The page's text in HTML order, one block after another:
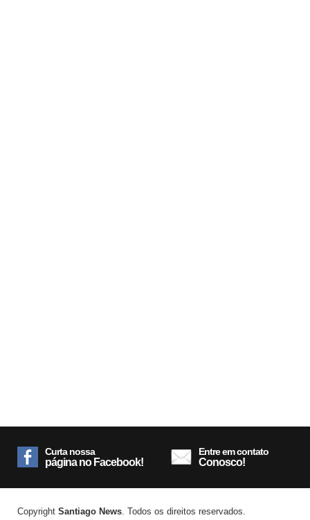
Curta nossa
página no Facebook!
Entre em contato
Conosco!
Copyright Santiago News . Todos os direitos reservados.